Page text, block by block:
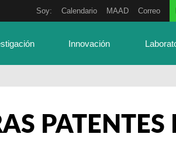
Soy: Calendario MAAD Correo
Innovación